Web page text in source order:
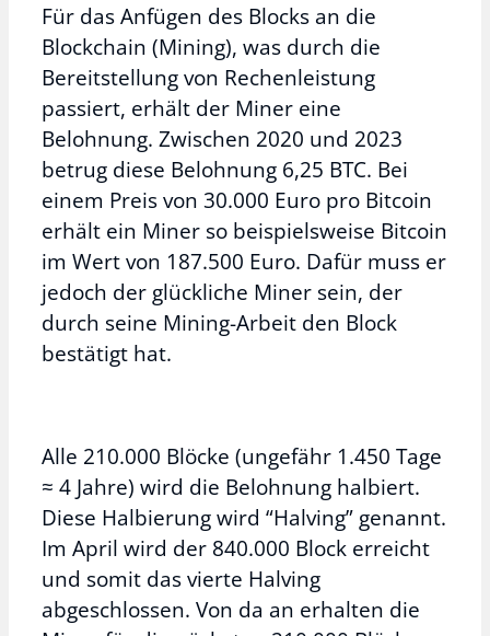
Für das Anfügen des Blocks an die
Blockchain (Mining), was durch die
Bereitstellung von Rechenleistung
passiert, erhält der Miner eine
Belohnung. Zwischen 2020 und 2023
betrug diese Belohnung 6,25 BTC. Bei
einem Preis von 30.000 Euro pro Bitcoin
erhält ein Miner so beispielsweise Bitcoin
im Wert von 187.500 Euro. Dafür muss er
jedoch der glückliche Miner sein, der
durch seine Mining-Arbeit den Block
bestätigt hat.
Alle 210.000 Blöcke (ungefähr 1.450 Tage
≈ 4 Jahre) wird die Belohnung halbiert.
Diese Halbierung wird “Halving” genannt.
Im April wird der 840.000 Block erreicht
und somit das vierte Halving
abgeschlossen. Von da an erhalten die